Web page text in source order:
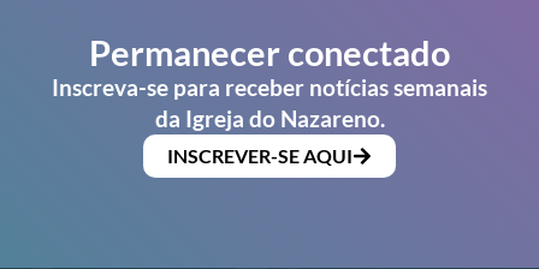
Permanecer conectado
Inscreva-se para receber notícias semanais
da Igreja do Nazareno.
INSCREVER-SE AQUI